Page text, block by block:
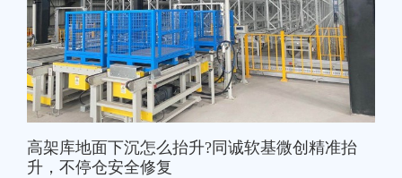
高架库地面下沉怎么抬升?同诚软基微创精准抬
升，不停仓安全修复